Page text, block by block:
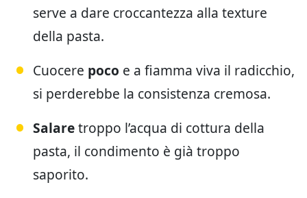
serve a dare croccantezza alla texture
della pasta.
Cuocere poco e a fiamma viva il radicchio,
si perderebbe la consistenza cremosa.
Salaretroppo l’acqua di cottura della
pasta, il condimento è già troppo
saporito.